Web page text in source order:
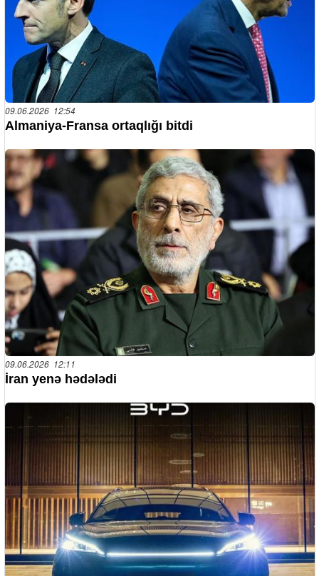
09.06.2026 12:54
Almaniya-Fransa ortaqlığı bitdi
09.06.2026 12:11
İran yenə hədələdi